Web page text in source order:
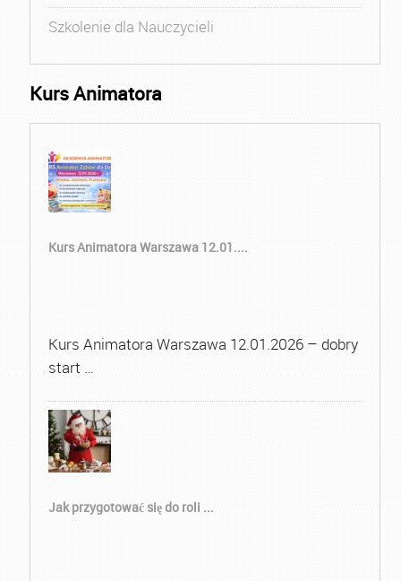
Szkolenie dla Nauczycieli
Kurs Animatora
Kurs Animatora Warszawa 12.01....
Kurs Animatora Warszawa 12.01.2026 – dobry
start …
Jak przygotować się do roli ...